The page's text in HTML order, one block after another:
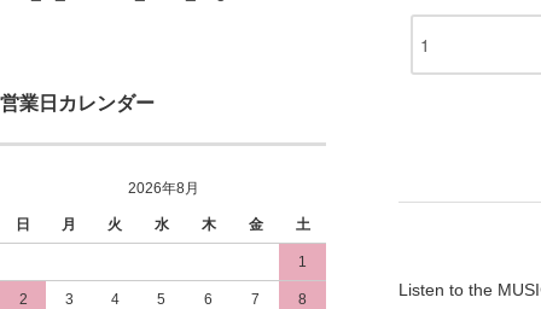
営業日カレンダー
2026年8月
日 月 火 水 木 金 土
1
2 3 4 5 6 7 8
Listen to the